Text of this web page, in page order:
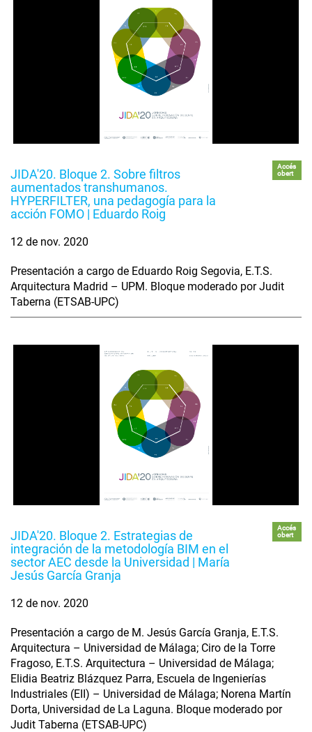
JIDA'20. Bloque 2. Sobre filtros
aumentados transhumanos.
HYPERFILTER, una pedagogía para la
acción FOMO | Eduardo Roig
Accés
obert
12 de nov. 2020
Presentación a cargo de Eduardo Roig Segovia, E.T.S.
Arquitectura Madrid – UPM. Bloque moderado por Judit
Taberna (ETSAB-UPC)
JIDA'20. Bloque 2. Estrategias de
integración de la metodología BIM en el
sector AEC desde la Universidad | María
Jesús García Granja
Accés
obert
12 de nov. 2020
Presentación a cargo de M. Jesús García Granja, E.T.S.
Arquitectura – Universidad de Málaga; Ciro de la Torre
Fragoso, E.T.S. Arquitectura – Universidad de Málaga;
Elidia Beatriz Blázquez Parra, Escuela de Ingenierías
Industriales (EII) – Universidad de Málaga; Norena Martín
Dorta, Universidad de La Laguna. Bloque moderado por
Judit Taberna (ETSAB-UPC)